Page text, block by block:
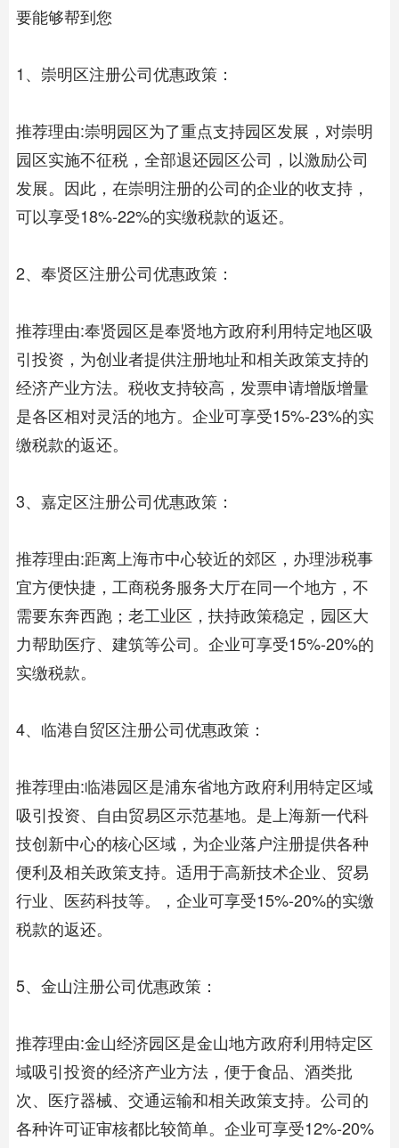
要能够帮到您
1、崇明区注册公司优惠政策：
推荐理由:崇明园区为了重点支持园区发展，对崇明
园区实施不征税，全部退还园区公司，以激励公司
发展。因此，在崇明注册的公司的企业的收支持，
可以享受18%-22%的实缴税款的返还。
2、奉贤区注册公司优惠政策：
推荐理由:奉贤园区是奉贤地方政府利用特定地区吸
引投资，为创业者提供注册地址和相关政策支持的
经济产业方法。税收支持较高，发票申请增版增量
是各区相对灵活的地方。企业可享受15%-23%的实
缴税款的返还。
3、嘉定区注册公司优惠政策：
推荐理由:距离上海市中心较近的郊区，办理涉税事
宜方便快捷，工商税务服务大厅在同一个地方，不
需要东奔西跑；老工业区，扶持政策稳定，园区大
力帮助医疗、建筑等公司。企业可享受15%-20%的
实缴税款。
4、临港自贸区注册公司优惠政策：
推荐理由:临港园区是浦东省地方政府利用特定区域
吸引投资、自由贸易区示范基地。是上海新一代科
技创新中心的核心区域，为企业落户注册提供各种
便利及相关政策支持。适用于高新技术企业、贸易
行业、医药科技等。，企业可享受15%-20%的实缴
税款的返还。
5、金山注册公司优惠政策：
推荐理由:金山经济园区是金山地方政府利用特定区
域吸引投资的经济产业方法，便于食品、酒类批
次、医疗器械、交通运输和相关政策支持。公司的
各种许可证审核都比较简单。企业可享受12%-20%